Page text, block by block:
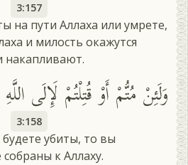
3:157
на пути Аллаха или умрете,
и милость окажутся
накапливают.
وَلَئِنْ مُتُّمْ أَوْ قُتِلْتُمْ لَإِلَى
3:158
убиты, то вы
к Аллаху.